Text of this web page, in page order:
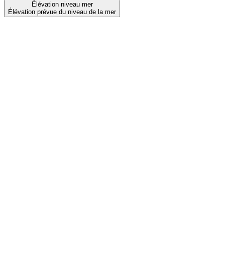
Élévation niveau mer
Élévation prévue du niveau de la mer